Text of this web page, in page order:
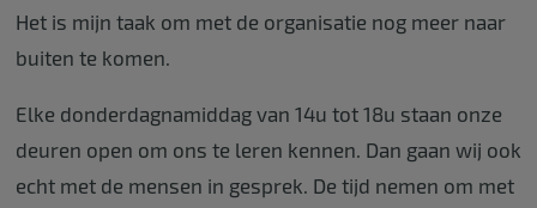
Het is mijn taak om met de organisatie nog meer naar
buiten te komen.
Elke donderdagnamiddag van 14u tot 18u staan onze
deuren open om ons te leren kennen. Dan gaan wij ook
echt met de mensen in gesprek. De tijd nemen om met